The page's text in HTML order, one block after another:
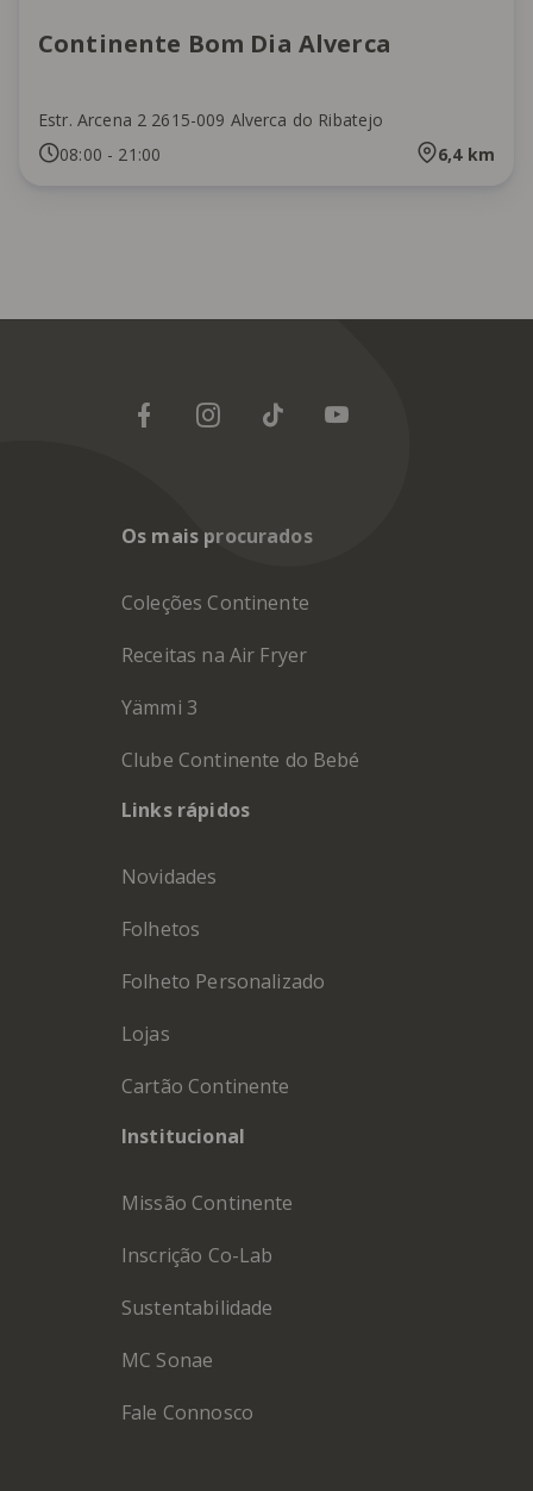
Continente Bom Dia Alverca
Estr. Arcena 2 2615-009 Alverca do Ribatejo
08:00 - 21:00 6,4km
Os mais procurados
Coleções Continente
Receitas na Air Fryer
Yämmi 3
Clube Continente do Bebé
Links rápidos
Novidades
Folhetos
Folheto Personalizado
Lojas
Cartão Continente
Institucional
Missão Continente
Inscrição Co-Lab
Sustentabilidade
MC Sonae
Fale Connosco